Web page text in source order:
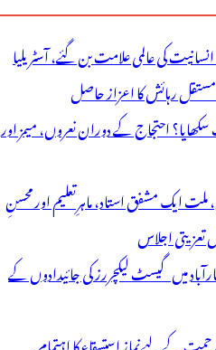
کی عالمی علامت بن گئے، آسٹریلیا
رہائش کا اعزاز حاصل
احتجاج کے دوران نعروں، میمز اور
ملت ایک مشفق استاد، ماہرِتعلیم اور محسنِ
تعزیتی اجلاس
میں گیسٹ لیکچررز کی جائیدادوں کے